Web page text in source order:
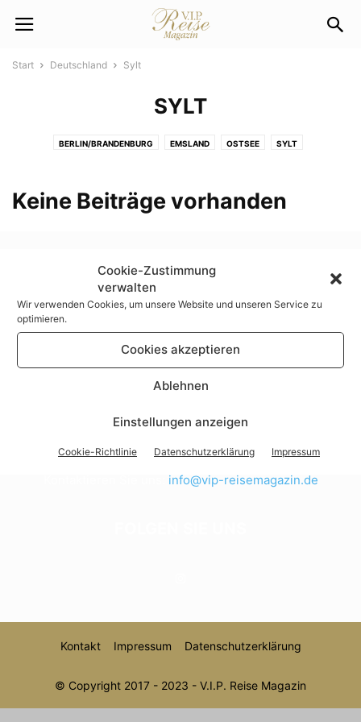
Cookie-Zustimmung
verwalten
Wir verwenden Cookies, um unsere Website und unseren Service zu
optimieren.
Cookies akzeptieren
Ablehnen
Einstellungen anzeigen
Cookie-Richtlinie Datenschutzerklärung Impressum
Start Deutschland Sylt
SYLT
BERLIN/BRANDENBURG EMSLAND OSTSEE SYLT
Keine Beiträge vorhanden
ÜBER UNS
V.I.P. das Reisemagazin
info@vip-reisemagazin.de
Kontakt Impressum Datenschutzerklärung
© Copyright 2017 - 2023 - V.I.P. Reise Magazin